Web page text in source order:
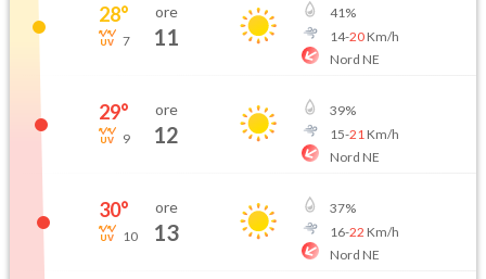
28°
7
ore
11
41%
14-20Km/h
Nord NE
29°
9
ore
12
39%
15-21 Km/h
Nord NE
30°
10
ore
13
37%
16-22 Km/h
Nord NE